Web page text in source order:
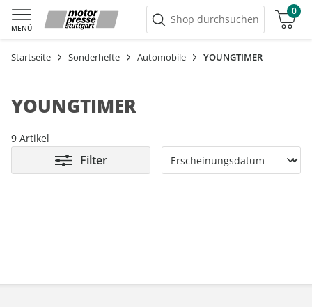
MENÜ
Shop durchsuchen
0
Warenkorb
Startseite Sonderhefte Automobile YOUNGTIMER
YOUNGTIMER
9 Artikel
Filter